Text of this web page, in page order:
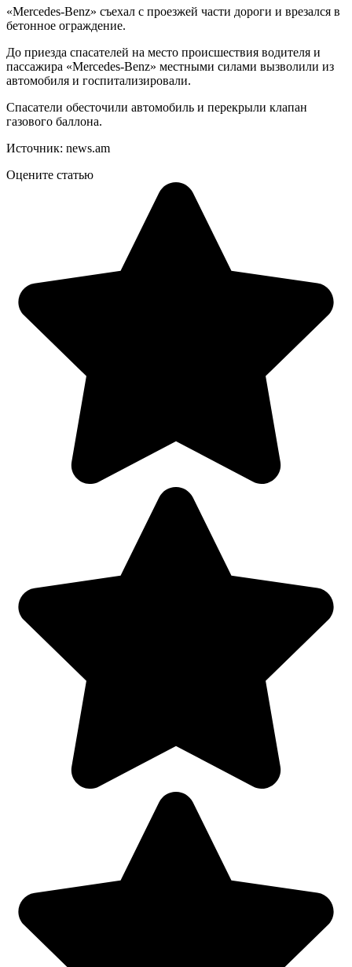
«Mercedes-Benz» съехал с проезжей части дороги и врезался в
бетонное ограждение.
До приезда спасателей на место происшествия водителя и
пассажира «Mercedes-Benz» местными силами вызволили из
автомобиля и госпитализировали.
Спасатели обесточили автомобиль и перекрыли клапан
газового баллона.
Источник: news.am
Оцените статью